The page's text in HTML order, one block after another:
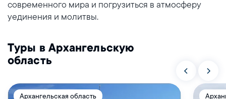
современного мира и погрузиться в атмосферу
уединения и молитвы.
Туры в Архангельскую
область
Архангельская область